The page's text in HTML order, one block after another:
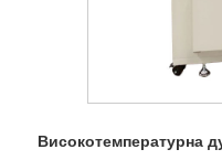
Високотемпературна